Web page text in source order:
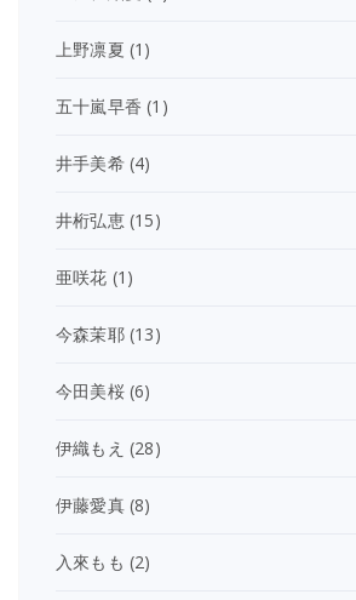
上野凛夏 (1)
五十嵐早香 (1)
井手美希(4)
井桁弘恵(15)
亜咲花 (1)
今森茉耶(13)
今田美桜(6)
伊織もえ (28)
伊藤愛真(8)
入來もも (2)